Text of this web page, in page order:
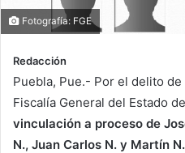
Fotografía: FGE
Redacción
Puebla, Pue.- Por el delito
Fiscalía General del Estado
vinculación a proceso de
N., Juan Carlos N. y Martín N.